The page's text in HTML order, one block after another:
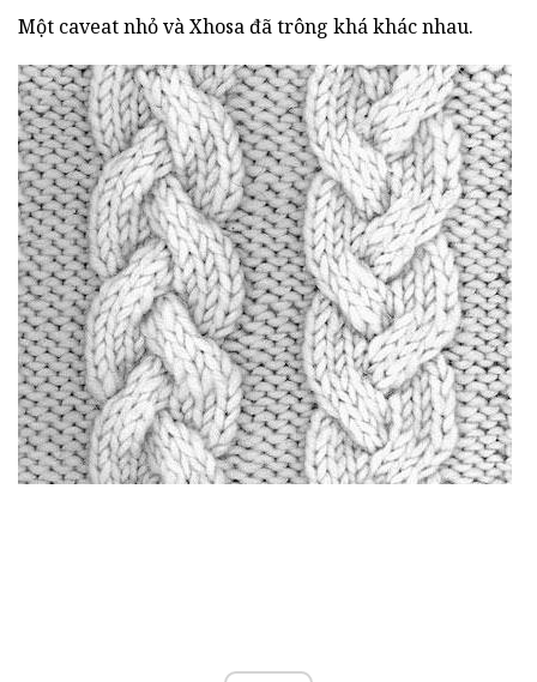
Một caveat nhỏ và Xhosa đã trông khá khác nhau.